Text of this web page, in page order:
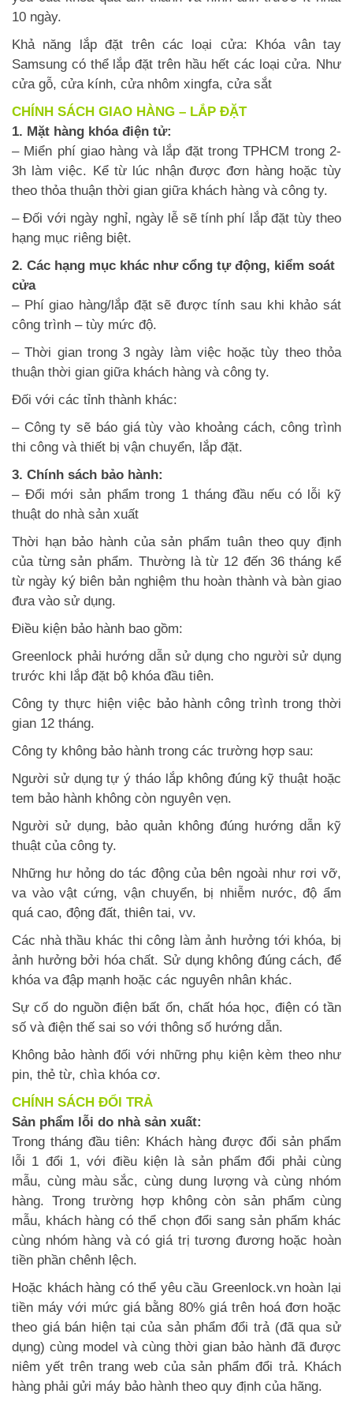
10 ngày.
Khả năng lắp đặt trên các loại cửa: Khóa vân tay
Samsung có thể lắp đặt trên hầu hết các loại cửa. Như
cửa gỗ, cửa kính, cửa nhôm xingfa, cửa sắt
CHÍNH SÁCH GIAO HÀNG – LẮP ĐẶT
1. Mặt hàng khóa điện tử:
– Miển phí giao hàng và lắp đặt trong TPHCM trong 2-
3h làm việc. Kể từ lúc nhận được đơn hàng hoặc tùy
theo thỏa thuận thời gian giữa khách hàng và công ty.
– Đối với ngày nghỉ, ngày lễ sẽ tính phí lắp đặt tùy theo
hạng mục riêng biệt.
2. Các hạng mục khác như cổng tự động, kiểm soát
cửa
– Phí giao hàng/lắp đặt sẽ được tính sau khi khảo sát
công trình – tùy mức độ.
– Thời gian trong 3 ngày làm việc hoặc tùy theo thỏa
thuận thời gian giữa khách hàng và công ty.
Đối với các tỉnh thành khác:
– Công ty sẽ báo giá tùy vào khoảng cách, công trình
thi công và thiết bị vận chuyển, lắp đặt.
3. Chính sách bảo hành:
– Đổi mới sản phẩm trong 1 tháng đầu nếu có lỗi kỹ
thuật do nhà sản xuất
Thời hạn bảo hành của sản phẩm tuân theo quy định
của từng sản phẩm. Thường là từ 12 đến 36 tháng kể
từ ngày ký biên bản nghiệm thu hoàn thành và bàn giao
đưa vào sử dụng.
Điều kiện bảo hành bao gồm:
Greenlock phải hướng dẫn sử dụng cho người sử dụng
trước khi lắp đặt bộ khóa đầu tiên.
Công ty thực hiện việc bảo hành công trình trong thời
gian 12 tháng.
Công ty không bảo hành trong các trường hợp sau:
Người sử dụng tự ý tháo lắp không đúng kỹ thuật hoặc
tem bảo hành không còn nguyên vẹn.
Người sử dụng, bảo quản không đúng hướng dẫn kỹ
thuật của công ty.
Những hư hỏng do tác động của bên ngoài như rơi vỡ,
va vào vật cứng, vận chuyển, bị nhiễm nước, độ ẩm
quá cao, động đất, thiên tai, vv.
Các nhà thầu khác thi công làm ảnh hưởng tới khóa, bị
ảnh hưởng bởi hóa chất. Sử dụng không đúng cách, để
khóa va đập mạnh hoặc các nguyên nhân khác.
Sự cố do nguồn điện bất ổn, chất hóa học, điện có tần
số và điện thế sai so với thông số hướng dẫn.
Không bảo hành đối với những phụ kiện kèm theo như
pin, thẻ từ, chìa khóa cơ.
CHÍNH SÁCH ĐỔI TRẢ
Sản phẩm lỗi do nhà sản xuất:
Trong tháng đầu tiên: Khách hàng được đổi sản phẩm
lỗi 1 đổi 1, với điều kiện là sản phẩm đổi phải cùng
mẫu, cùng màu sắc, cùng dung lượng và cùng nhóm
hàng. Trong trường hợp không còn sản phẩm cùng
mẫu, khách hàng có thể chọn đổi sang sản phẩm khác
cùng nhóm hàng và có giá trị tương đương hoặc hoàn
tiền phần chênh lệch.
Hoặc khách hàng có thể yêu cầu Greenlock.vn hoàn lại
tiền máy với mức giá bằng 80% giá trên hoá đơn hoặc
theo giá bán hiện tại của sản phẩm đổi trả (đã qua sử
dụng) cùng model và cùng thời gian bảo hành đã được
niêm yết trên trang web của sản phẩm đổi trả. Khách
hàng phải gửi máy bảo hành theo quy định của hãng.